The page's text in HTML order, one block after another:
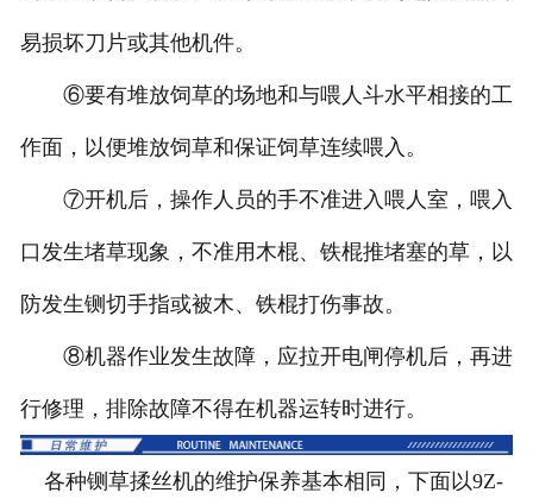
易损坏刀片或其他机件。
⑥要有堆放饲草的场地和与喂人斗水平相接的工
作面，以便堆放饲草和保证饲草连续喂入。
⑦开机后，操作人员的手不准进入喂人室，喂入
口发生堵草现象，不准用木棍、铁棍推堵塞的草，以
防发生铡切手指或被木、铁棍打伤事故。
⑧机器作业发生故障，应拉开电闸停机后，再进
行修理，排除故障不得在机器运转时进行。
各种铡草揉丝机的维护保养基本相同，下面以9Z-